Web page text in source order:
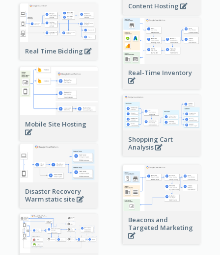
Content Hosting
Real Time Bidding
Real-Time Inventory
Mobile Site Hosting
Shopping Cart
Analysis
Disaster Recovery
Warm static site
Beacons and
Targeted Marketing